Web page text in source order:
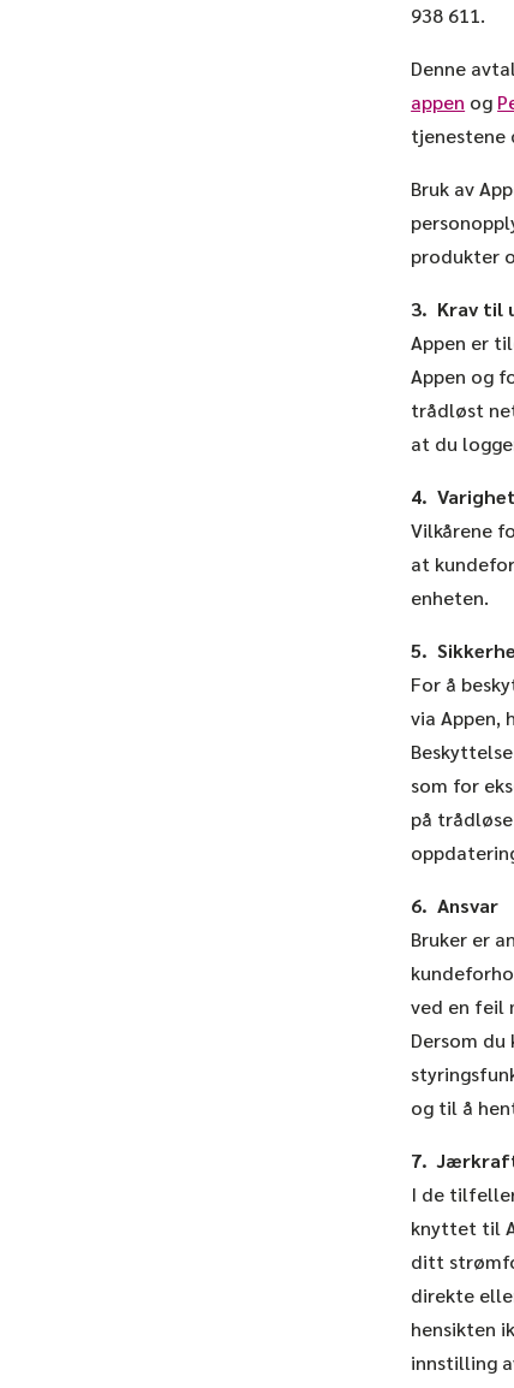
938 611.
Denne
appen og
tjenestene
Bruk av
produkter
3. Krav til
Appen er
Appen og
trådløst
at du
4.
Vilkårene
at
enheten.
5.
For å
via Appen,
som for
på
6. Ansvar
Bruker er
ved en feil
Dersom
og til å
7.
I de
knyttet til
ditt
direkte
hensikten
innstilling